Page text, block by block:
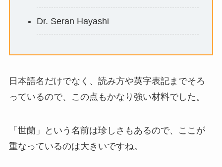
Dr. Seran Hayashi
日本語名だけでなく、読み方や英字表記までそろ
っているので、この点もかなり強い材料でした。
「世蘭」という名前は珍しさもあるので、ここが
重なっているのは大きいですね。